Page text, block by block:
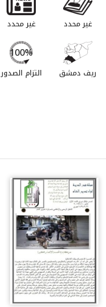
غير محدد غير محدد
ريف دمشق
100%
التزام الصدور